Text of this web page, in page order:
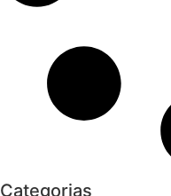
Categorias